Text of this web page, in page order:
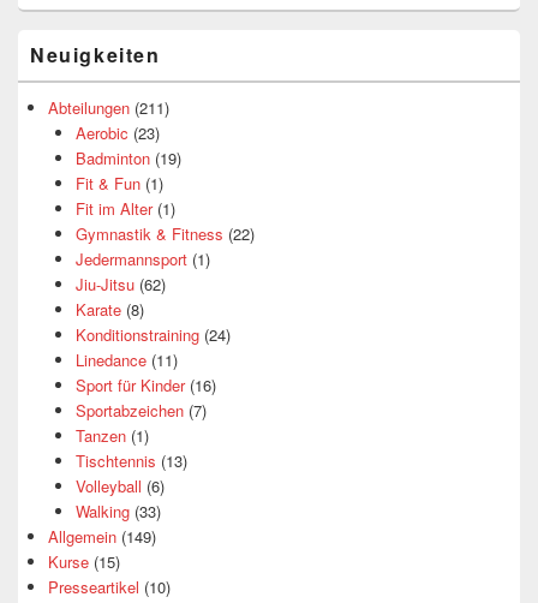
Neuigkeiten
Abteilungen (211)
Aerobic (23)
Badminton(19)
Fit & Fun(1)
Fit im Alter(1)
Gymnastik & Fitness (22)
Jedermannsport(1)
Jiu-Jitsu(62)
Karate(8)
Konditionstraining(24)
Linedance(11)
Sport für Kinder(16)
Sportabzeichen(7)
Tanzen(1)
Tischtennis (13)
Volleyball (6)
Walking(33)
Allgemein (149)
Kurse (15)
Presseartikel (10)